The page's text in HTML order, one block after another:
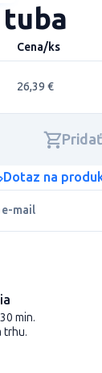
Cena/ks
26,39 €
Dotaz na
mail
min.
trhu.